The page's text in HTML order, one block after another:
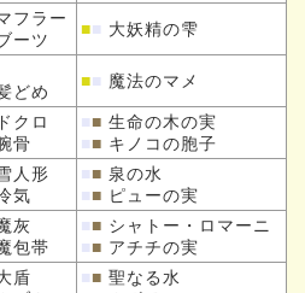
フラー
ーツ
■■ 大妖精の雫
どめ
■■ 魔法のマメ
ドクロ
骨
■■ 生命の木の実
■■ キノコの胞子
人形
気
■■ 泉の水
■■ ピューの実
灰
包帯
■■ シャトー・ロマーニ
■■ アチチの実
盾
■■ 聖なる水